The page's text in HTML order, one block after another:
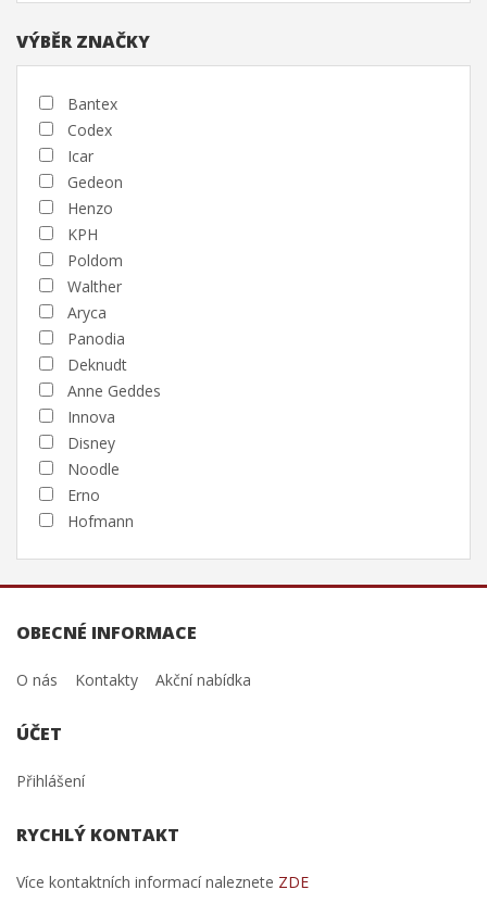
VÝBĚR ZNAČKY
Bantex
Codex
Icar
Gedeon
Henzo
KPH
Poldom
Walther
Aryca
Panodia
Deknudt
Anne Geddes
Innova
Disney
Noodle
Erno
Hofmann
OBECNÉ INFORMACE
O nás Kontakty Akční nabídka
ÚČET
Přihlášení
RYCHLÝ KONTAKT
Více kontaktních informací naleznete ZDE